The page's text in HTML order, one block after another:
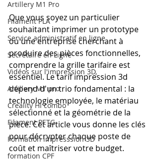
Artillery M1 Pro
Filament PLA
Service administratif en ligne
Secrétaire en Ligne
Vidéos sur l'impression 3D,
Artillery M1 pro
Creality HI combo
Filament PETG
Formation impresssion 3D
formation CPF
Que vous soyez un particulier
souhaitant imprimer un prototype
ou une entreprise cherchant à
produire des pièces fonctionnelles,
comprendre la grille tarifaire est
essentiel. Le tarif impression 3d
dépend d'un trio fondamental : la
technologie employée, le matériau
sélectionné et la géométrie de la
pièce. Cet article vous donne les clés
pour décrypter chaque poste de
coût et maîtriser votre budget.